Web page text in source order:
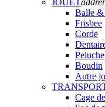
JOUETadd
Balle &
Frisbee
Corde
Peluche
Boudin
Autre
Cage